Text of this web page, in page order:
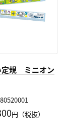
定規 ミニオン
円（税抜）